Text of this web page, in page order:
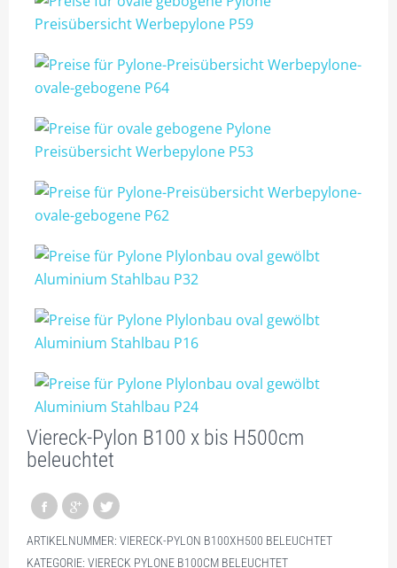
PYLONE B250CM
PYLONE B100CM BELEUCHTET
PYLONE B125CM BELEUCHTET
PYLONE B150CM BELEUCHTET
PYLONE B200CM BELEUCHTET
PYLONE B250CM BELEUCHTET
PYLONE B300CM BELEUCHTET
ZUBEHÖR
3ECK-PYLONE
DREIECK-PYLONE B 100CM
DREIECK PYLONE B125CM
DREIECK PYLONE B150CM
DREIECK PYLONE B200CM
Viereck-Pylon B100 x bis H500cm
beleuchtet
ARTIKELNUMMER: VIERECK-PYLON B100XH500 BELEUCHTET
KATEGORIE: VIERECK PYLONE B100CM BELEUCHTET